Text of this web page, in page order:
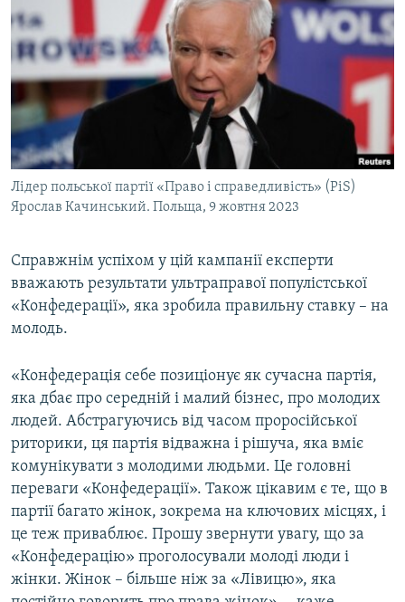
Лідер польської партії «Право і справедливість» (PiS)
Ярослав Качинський. Польща, 9 жовтня 2023
Справжнім успіхом у цій кампанії експерти
вважають результати ультраправої популістської
«Конфедерації», яка зробила правильну ставку – на
молодь.
«Конфедерація себе позиціонує як сучасна партія,
яка дбає про середній і малий бізнес, про молодих
людей. Абстрагуючись від часом проросійської
риторики, ця партія відважна і рішуча, яка вміє
комунікувати з молодими людьми. Це головні
переваги «Конфедерації». Також цікавим є те, що в
партії багато жінок, зокрема на ключових місцях, і
це теж приваблює. Прошу звернути увагу, що за
«Конфедерацію» проголосували молоді люди і
жінки. Жінок – більше ніж за «Лівицю», яка